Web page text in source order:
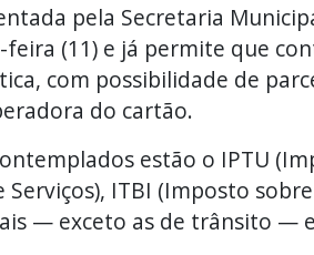
pela Secretaria
feira (11) e já permite que
com possibilidade de
do cartão.
estão o IPTU
Serviços), ITBI (Imposto
— exceto as de trânsito —